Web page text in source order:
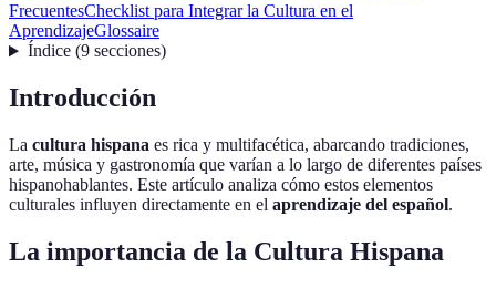
FrecuentesChecklist para Integrar la Cultura en el
AprendizajeGlossaire
Índice(9 secciones)
Introducción
La cultura hispana es rica y multifacética, abarcando tradiciones,
arte, música y gastronomía que varían a lo largo de diferentes países
hispanohablantes. Este artículo analiza cómo estos elementos
culturales influyen directamente en el aprendizaje del español.
La importancia de la Cultura Hispana